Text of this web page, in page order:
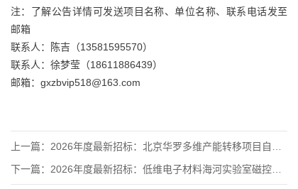
注：了解公告详情可发送项目名称、单位名称、联系电话发至
邮箱
联系人：陈吉（13581595570）
联系人：徐梦莹（18611886439）
邮箱：gxzbvip518@163.com
上一篇： 2026年度最新招标：北京华罗多维产能转移项目自动包装生产线
下一篇： 2026年度最新招标：低维电子材料海河实验室磁控溅射薄膜制备